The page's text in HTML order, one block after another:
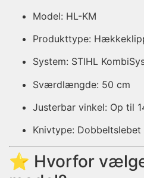
Model: HL-KM
Produkttype:
System: STIHL
Sværdlængde: 50 cm
Justerbar vinkel: Op til
Knivtype: Dobbeltslebet
⭐ Hvorfor